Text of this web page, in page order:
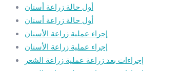
أول حالة زراعة أسنان
أول حالة زراعة أسنان
إجراء عملية زراعة الأسنان
إجراء عملية زراعة الأسنان
إجراءات بعد زراعة عملية زراعة الشعر